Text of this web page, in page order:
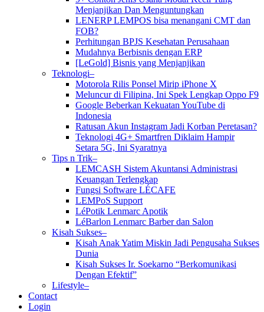
Menjanjikan Dan Menguntungkan
LENERP LEMPOS bisa menangani CMT dan
FOB?
Perhitungan BPJS Kesehatan Perusahaan
Mudahnya Berbisnis dengan ERP
[LeGold] Bisnis yang Menjanjikan
Teknologi–
Motorola Rilis Ponsel Mirip iPhone X
Meluncur di Filipina, Ini Spek Lengkap Oppo F9
Google Beberkan Kekuatan YouTube di
Indonesia
Ratusan Akun Instagram Jadi Korban Peretasan?
Teknologi 4G+ Smartfren Diklaim Hampir
Setara 5G, Ini Syaratnya
Tips n Trik–
LEMCASH Sistem Akuntansi Administrasi
Keuangan Terlengkap
Fungsi Software LÉCAFE
LEMPoS Support
LéPotik Lenmarc Apotik
LéBarlon Lenmarc Barber dan Salon
Kisah Sukses–
Kisah Anak Yatim Miskin Jadi Pengusaha Sukses
Dunia
Kisah Sukses Ir. Soekarno “Berkomunikasi
Dengan Efektif”
Lifestyle–
Contact
Login